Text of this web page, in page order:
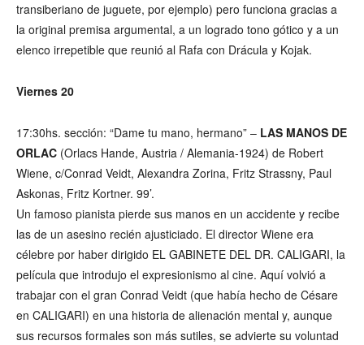
transiberiano de juguete, por ejemplo) pero funciona gracias a
la original premisa argumental, a un logrado tono gótico y a un
elenco irrepetible que reunió al Rafa con Drácula y Kojak.
Viernes 20
17:30hs. sección: “Dame tu mano, hermano” – LAS MANOS DE
ORLAC (Orlacs Hande, Austria / Alemania-1924) de Robert
Wiene, c/Conrad Veidt, Alexandra Zorina, Fritz Strassny, Paul
Askonas, Fritz Kortner. 99’.
Un famoso pianista pierde sus manos en un accidente y recibe
las de un asesino recién ajusticiado. El director Wiene era
célebre por haber dirigido EL GABINETE DEL DR. CALIGARI, la
película que introdujo el expresionismo al cine. Aquí volvió a
trabajar con el gran Conrad Veidt (que había hecho de Césare
en CALIGARI) en una historia de alienación mental y, aunque
sus recursos formales son más sutiles, se advierte su voluntad